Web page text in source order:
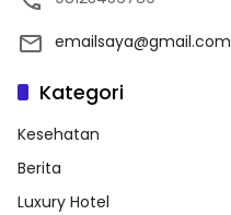
emailsaya@gmail.com
Kategori
Kesehatan
Berita
Luxury Hotel